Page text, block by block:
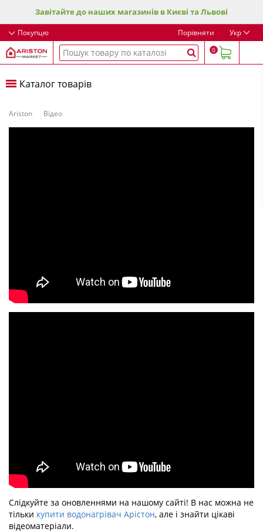
Завітайте до наших магазинів в Києві та Львові
Покупцю Порівняти Укр
0
Каталог товарів
Ariston Відео
Слідкуйте за оновленнями на нашому сайті! В нас можна не
тільки купити водонагрівач Арістон, але і знайти цікаві
відеоматеріали.